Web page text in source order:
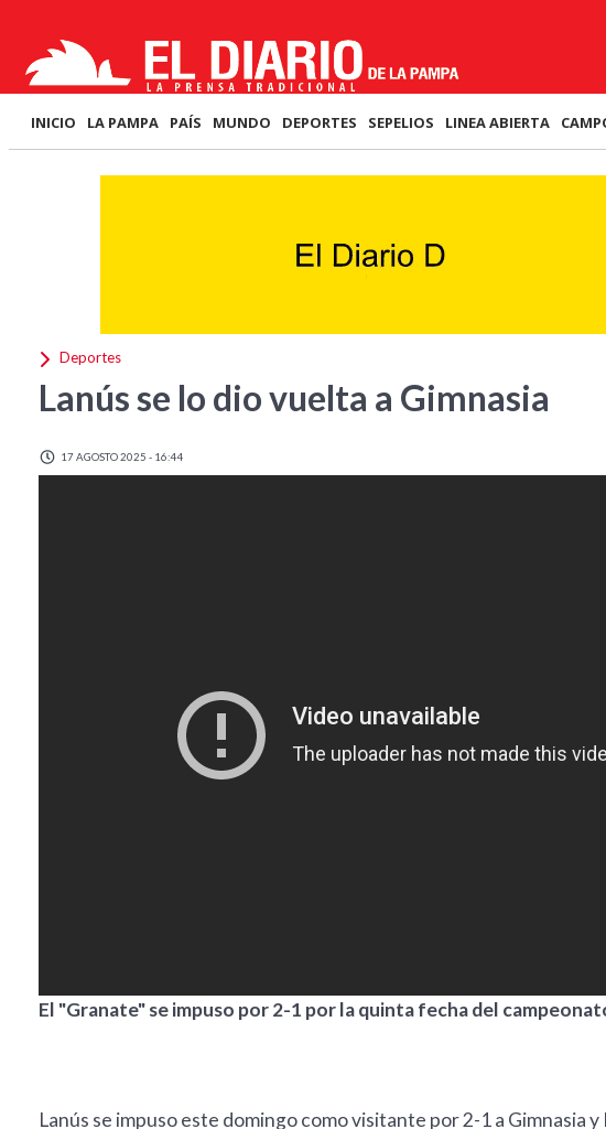
INICIO LA PAMPA PAÍS MUNDO DEPORTES SEPELIOS LINEA ABIERTA
Deportes
Lanús se lo dio vuelta a Gimnasia
17 AGOSTO 2025 - 16:44
El "Granate" se impuso por 2-1 por la quinta fecha del
Lanús se impuso este domingo como visitante por 2-1 a Gimnasia